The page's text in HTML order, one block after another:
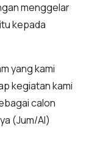
menggelar
kepada
yang kami
kegiatan kami
calon
(Jum/Al)